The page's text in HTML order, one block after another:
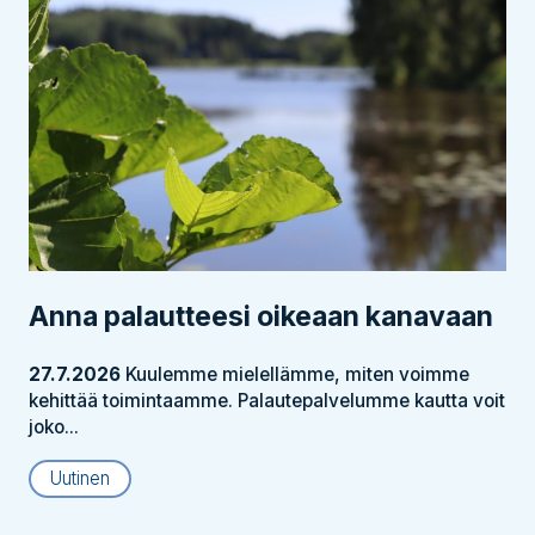
Anna palautteesi oikeaan kanavaan
27.7.2026 Kuulemme mielellämme, miten voimme
kehittää toimintaamme. Palautepalvelumme kautta voit
joko...
Uutinen